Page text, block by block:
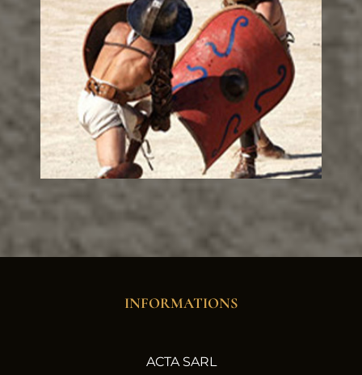
INFORMATIONS
ACTA SARL